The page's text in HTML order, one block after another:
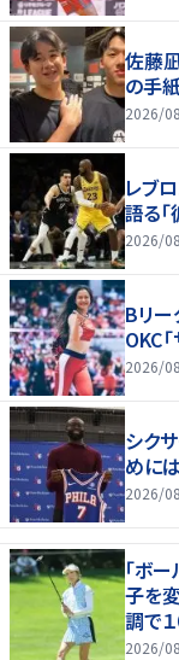
佐藤
の手
2026/
レブ
語る
2026/
Bリ
OKC
2026/
シク
めに
2026/
「ボ
子を
調で
2026/